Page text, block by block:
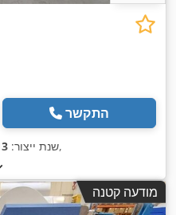
התקשר
שנת ייצור:,
מודעה קטנה